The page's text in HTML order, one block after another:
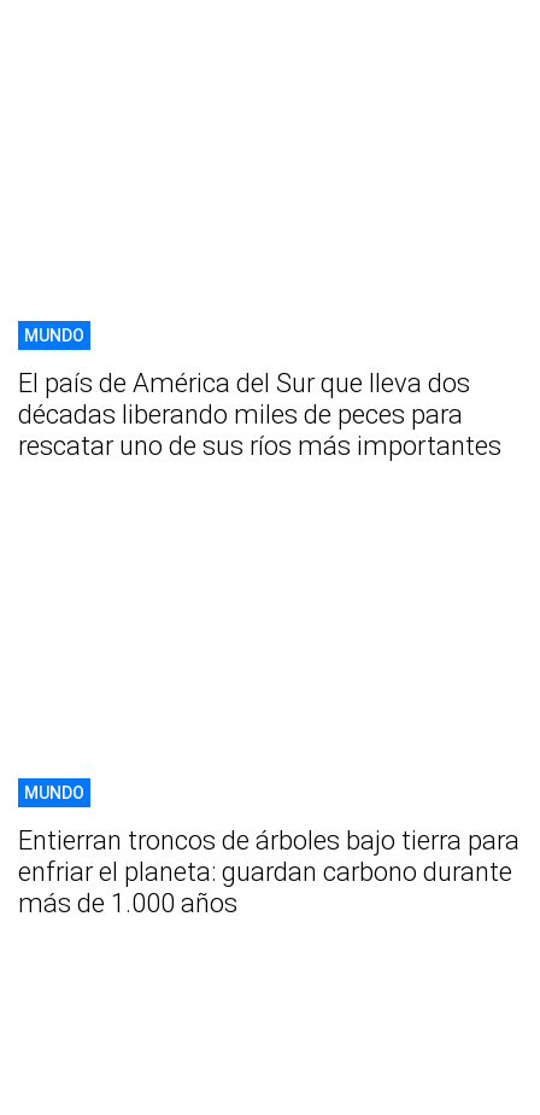
MUNDO
El país de América del Sur que lleva dos
décadas liberando miles de peces para
rescatar uno de sus ríos más importantes
MUNDO
Entierran troncos de árboles bajo tierra para
enfriar el planeta: guardan carbono durante
más de 1.000 años